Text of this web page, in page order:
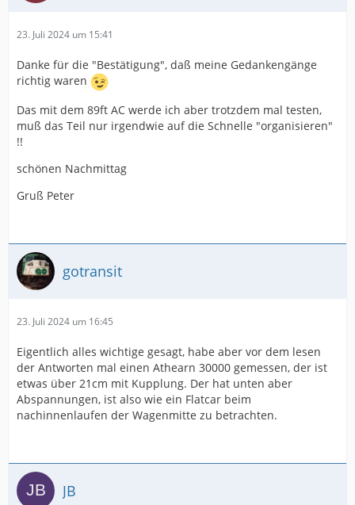
23. Juli 2024 um 15:41
Danke für die "Bestätigung", daß meine Gedankengänge
richtig waren
Das mit dem 89ft AC werde ich aber trotzdem mal testen,
muß das Teil nur irgendwie auf die Schnelle "organisieren"
!!
schönen Nachmittag
Gruß Peter
gotransit
23. Juli 2024 um 16:45
Eigentlich alles wichtige gesagt, habe aber vor dem lesen
der Antworten mal einen Athearn 30000 gemessen, der ist
etwas über 21cm mit Kupplung. Der hat unten aber
Abspannungen, ist also wie ein Flatcar beim
nachinnenlaufen der Wagenmitte zu betrachten.
JB